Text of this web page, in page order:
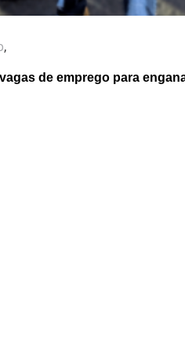
,
de emprego para